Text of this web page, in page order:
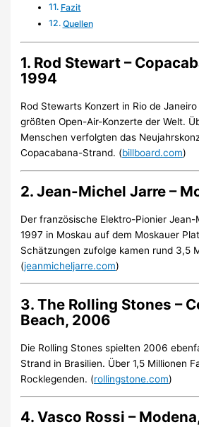
Fazit
Quellen
1. Rod Stewart –
1994
Rod Stewarts Konzert in Rio de
größten Open-Air-Konzerte der Welt.
Menschen verfolgten das
Copacabana-Strand. (billboard.com)
2. Jean-Michel Jarre –
Der französische Elektro-Pionier
1997 in Moskau auf dem Moskauer
Schätzungen zufolge kamen rund 3,5
(jeanmicheljarre.com)
3. The Rolling Stones –
Beach, 2006
Die Rolling Stones spielten 2006
Strand in Brasilien. Über 1,5 Millionen
Rocklegenden. (rollingstone.com)
4. Vasco Rossi –